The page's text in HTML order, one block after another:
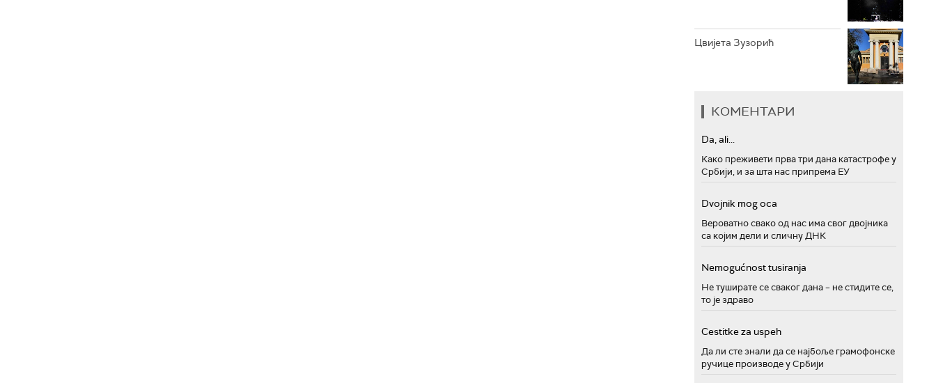
Цвијета Зузорић
КОМЕНТАРИ
Da, ali...
Како преживети прва три дана катастрофе у
Србији, и за шта нас припрема ЕУ
Dvojnik mog oca
Вероватно свако од нас има свог двојника
са којим дели и сличну ДНК
Nemogućnost tusiranja
Не туширате се сваког дана – не стидите се,
то је здраво
Cestitke za uspeh
Да ли сте знали да се најбоље грамофонске
ручице производе у Србији